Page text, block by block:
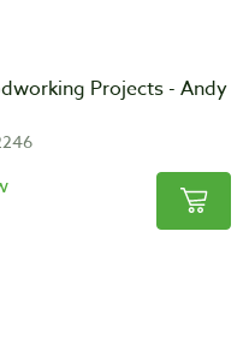
Projects - Andy